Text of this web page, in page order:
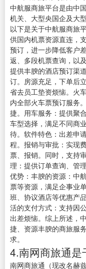
中航服商旅平台是由中
机关、大型央国企及大
以下是关于中航服商旅
供国内机票资源直连，
预订，进一步降低客户
返、多段机票查询，以
提供丰腴的酒店预订渠
订。房源充足，下单后
省去员工垫资烦恼。火
内全部火车票预订服务
捷。用车服务：提供聚
车型选择，满足不同商
待。软件特色：出差申
程。报销与审批：实现
票、报销。同时，支持
理：提供订单查询、管
优势：丰腴的资源：中
票等资源，满足企事业
班、协议酒店等优惠产
活的支付方式：支持因
出差烦恼。综上所述，
捷、资源丰腴的商旅服
求。
4.南网商旅通是
南网商旅通（现改名赫